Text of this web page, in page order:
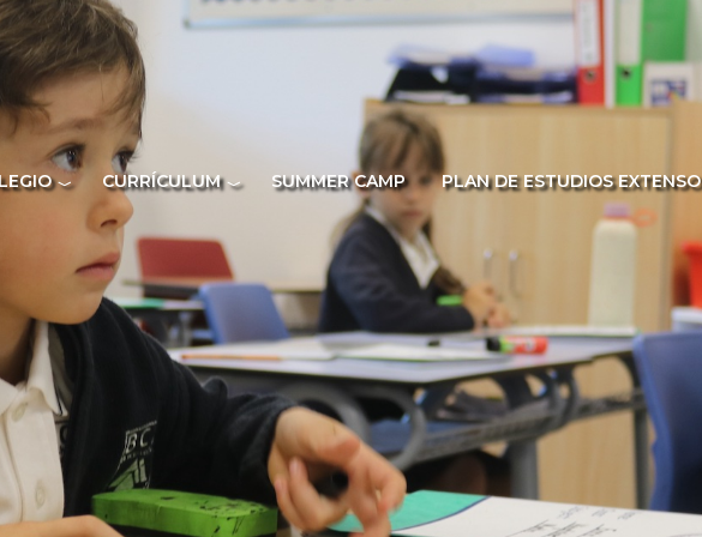
CURRÍCULUM SUMMER CAMP PLAN DE ESTUDIOS EXTENSO